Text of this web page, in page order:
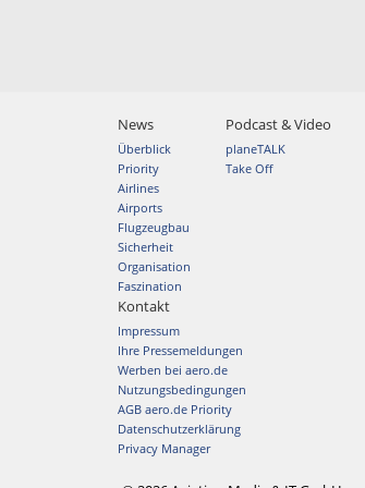
News
Überblick
Priority
Airlines
Airports
Flugzeugbau
Sicherheit
Organisation
Faszination
Podcast & Video
planeTALK
Take Off
Kontakt
Impressum
Ihre Pressemeldungen
Werben bei aero.de
Nutzungsbedingungen
AGB aero.de Priority
Datenschutzerklärung
Privacy Manager